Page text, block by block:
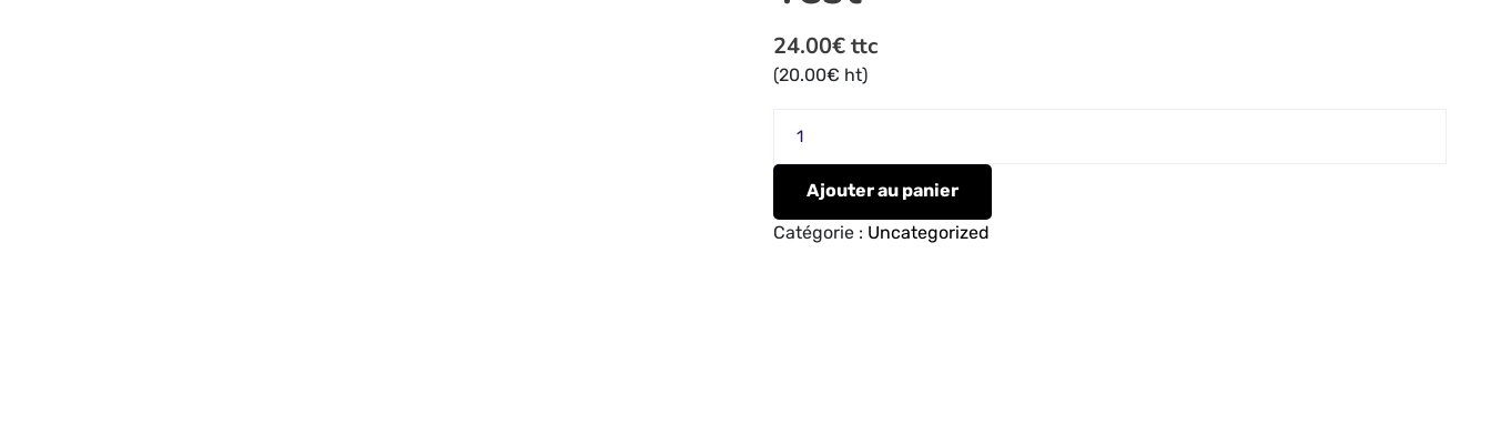
24.00€ttc
(20.00€ ht)
Test
Ajouter au panier
Catégorie : Uncategorized